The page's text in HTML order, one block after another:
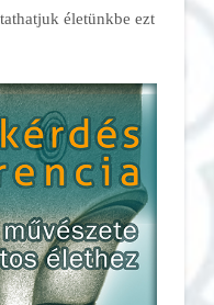
életünkbe ezt